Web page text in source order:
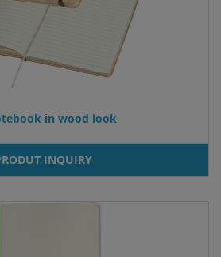
in wood look
INQUIRY